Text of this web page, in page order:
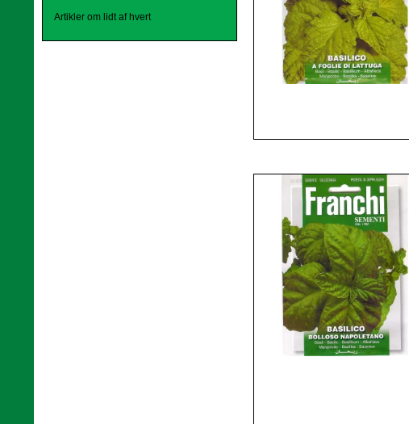
Artikler om lidt af hvert